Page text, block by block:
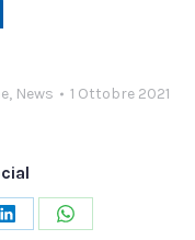
, News 1 Ottobre 2021
CondividiCondividi